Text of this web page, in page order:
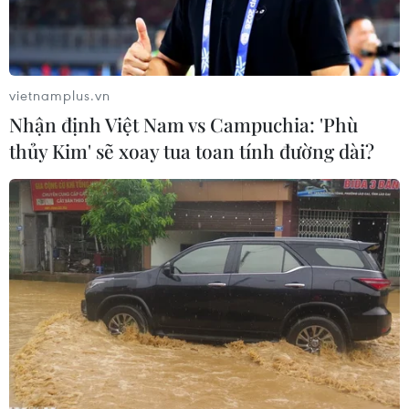
Tình trạng kẹt xe, ùn ứ xe kéo dài tại cầu Rạch Miễu. (Ảnh:
Huỳnh Phúc Hậu/TTXVN)
Ngày 30/1 (mùng 2 Tết), Phòng Cảnh sát giao
thông-Công an tỉnh Bến Tre cho biết lực lượng
chức năng hai tỉnh Bến Tre-Tiền Giang phối
vietnamplus.vn
Nhận định Việt Nam vs Campuchia: 'Phù
thủy Kim' sẽ xoay tua toan tính đường dài?